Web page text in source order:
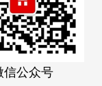
信公众号